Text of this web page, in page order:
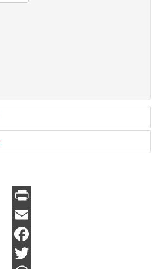
P
rE
m